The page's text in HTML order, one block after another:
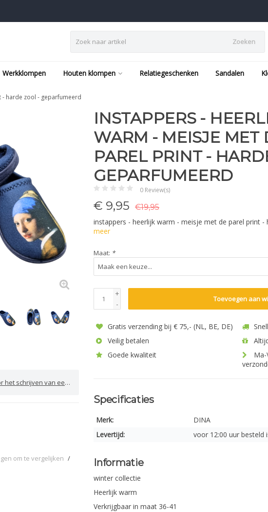
Zoeken
Werkklompen Houten klompen Relatiegeschenken Sandalen
harde zool - geparfumeerd
van een review
om te vergelijken /
INSTAPPERS -
WARM - MEISJE MET
PAREL PRINT -
GEPARFUMEERD
0 Review(s)
€ 9,95
€19,95
instappers - heerlijk warm - meisje met de parel print -
meer
Maat: *
+
-
Toevoegen aan
Gratis verzending bij € 75,- (NL, BE, DE)
Veilig betalen
Goede kwaliteit
Ma-
Specificaties
Merk:
DINA
Levertijd:
voor 12:00 uur besteld
Informatie
winter collectie
Heerlijk warm
Verkrijgbaar in maat 36-41